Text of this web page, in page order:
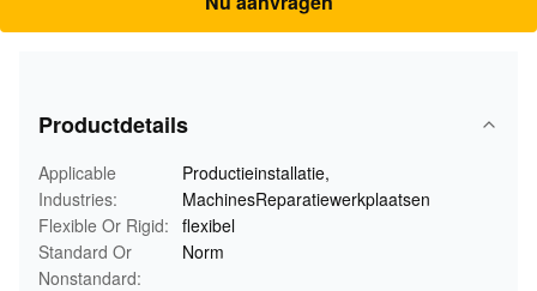
Productdetails
Applicable
Industries:
Productieinstallatie,
MachinesReparatiewerkplaatsen
Flexible Or Rigid: flexibel
Standard Or
Nonstandard:
Norm